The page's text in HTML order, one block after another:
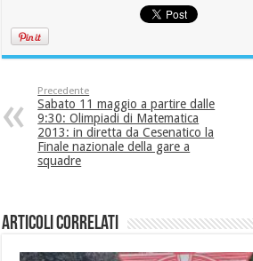
Precedente
Sabato 11 maggio a partire dalle
9:30: Olimpiadi di Matematica
2013: in diretta da Cesenatico la
Finale nazionale della gare a
squadre
Articoli correlati